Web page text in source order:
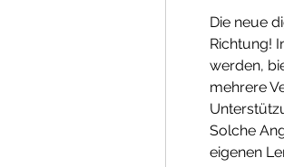
Die neue
Richtung!
werden,
mehrere
Solche
eigenen